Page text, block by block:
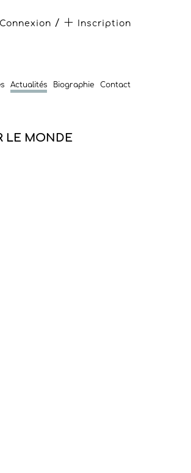
Connexion / Inscription
Actualités Biographie Contact
LE MONDE